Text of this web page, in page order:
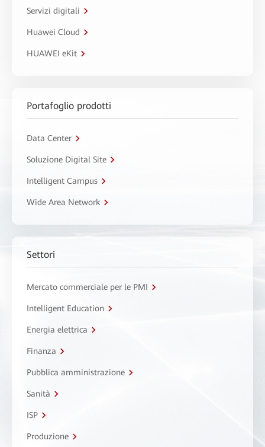
Servizi digitali
Huawei Cloud
HUAWEI eKit
Portafoglio prodotti
Data Center
Soluzione Digital Site
Intelligent Campus
Wide Area Network
Settori
Mercato commerciale per le PMI
Intelligent Education
Energia elettrica
Finanza
Pubblica amministrazione
Sanità
ISP
Produzione